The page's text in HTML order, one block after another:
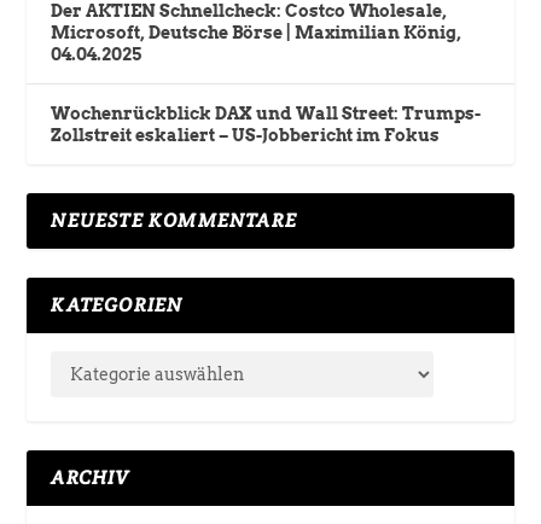
Der AKTIEN Schnellcheck: Costco Wholesale,
Microsoft, Deutsche Börse | Maximilian König,
04.04.2025
Wochenrückblick DAX und Wall Street: Trumps-
Zollstreit eskaliert – US-Jobbericht im Fokus
NEUESTE KOMMENTARE
KATEGORIEN
ARCHIV